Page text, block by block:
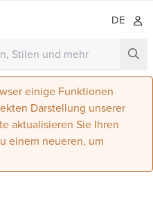
DE
einige Funktionen
Darstellung unserer
aktualisieren Sie Ihren
einem neueren, um